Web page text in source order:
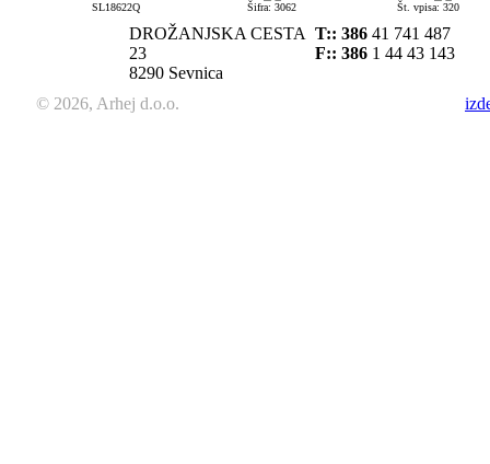
SL18622Q Šifra: 3062 Št. vpisa: 320
DROŽANJSKA CESTA
23
8290 Sevnica
T:: 386 41 741 487
F:: 386 1 44 43 143
© 2026, Arhej d.o.o.